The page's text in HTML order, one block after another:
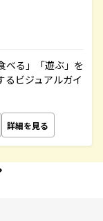
べる」「遊ぶ」を
るビジュアルガイ
詳細を見る